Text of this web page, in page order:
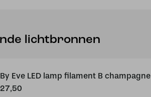
lichtbronnen
By Eve LED lamp filament B champagne
27,50